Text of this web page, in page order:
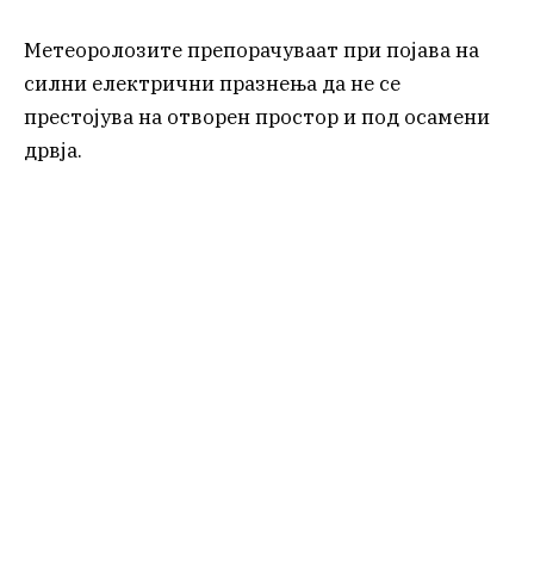
Метеоролозите препорачуваат при појава на
силни електрични празнења да не се
престојува на отворен простор и под осамени
дрвја.